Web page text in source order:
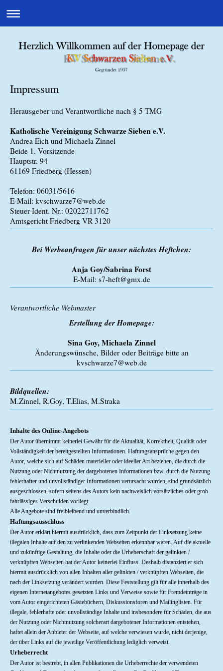
Impressum
Herausgeber und Verantwortliche nach § 5 TMG
Katholische Vereinigung Schwarze Sieben e.V.
Andrea Eich und Michaela Zinnel
Beide 1. Vorsitzende
Hauptstr. 94
61169 Friedberg (Hessen)
Telefon: 06031/5616
E-Mail: kvschwarze7@web.de
Steuer-Ident. Nr.: 02022711762
Amtsgericht Friedberg VR 3120
Bei Werbeanfragen für unser nächstes Heftchen:
Anja Goy/Sabrina Forst
E-Mail: s7-heft@gmx.de
Verantwortliche Webmaster
Erstellung der Homepage:
Sina Goy, Michaela Zinnel
Änderungswünsche, Bilder oder Beiträge bitte an
kvschwarze7@web.de
Bildquellen:
M.Zinnel, R.Goy, T.Elias, M.Straka
Inhalte des Online-Angebots
Der Autor übernimmt keinerlei Gewähr für die Aktualität, Korrektheit, Qualität oder
Vollständigkeit der bereitgestellten Informationen. Haftungsansprüche gegen den
Autor, welche sich auf Schäden materieller oder ideeller Art beziehen, die durch die
Nutzung oder Nichtnutzung der dargebotenen Informationen bzw. durch die Nutzung
fehlerhafter und unvollständiger Informationen verursacht wurden, sind grundsätzlich
ausgeschlossen, sofern seitens des Autors kein nachweislich vorsätzliches oder grob
fahrlässiges Verschulden vorliegt.
Alle Angebote sind freibleibend und unverbindlich.
Haftungsausschluss
Der Autor erklärt hiermit ausdrücklich, dass zum Zeitpunkt der Linksetzung keine
illegalen Inhalte auf den zu verlinkenden Webseiten erkennbar waren. Auf die aktuelle
und zukünftige Gestaltung, die Inhalte oder die Urheberschaft der gelinkten /
verknüpften Webseiten hat der Autor keinerlei Einfluss. Deshalb distanziert er sich
hiermit ausdrücklich von allen Inhalten aller gelinkten / verknüpften Webseiten, die
nach der Linksetzung verändert wurden. Diese Feststellung gilt für alle innerhalb des
eigenen Internetangebotes gesetzten Links und Verweise sowie für Fremdeinträge in
vom Autor eingerichteten Gästebüchern, Diskussionsforen und Mailinglisten. Für
illegale, fehlerhafte oder unvollständige Inhalte und insbesondere für Schäden, die aus
der Nutzung oder Nichtnutzung solcherart dargebotener Informationen entstehen,
haftet allein der Anbieter der Webseite, auf welche verwiesen wurde, nicht derjenige,
der über Links auf die jeweilige Veröffentlichung lediglich verweist.
Urheberrecht
Der Autor ist bestrebt, in allen Publikationen die Urheberrechte der verwendeten